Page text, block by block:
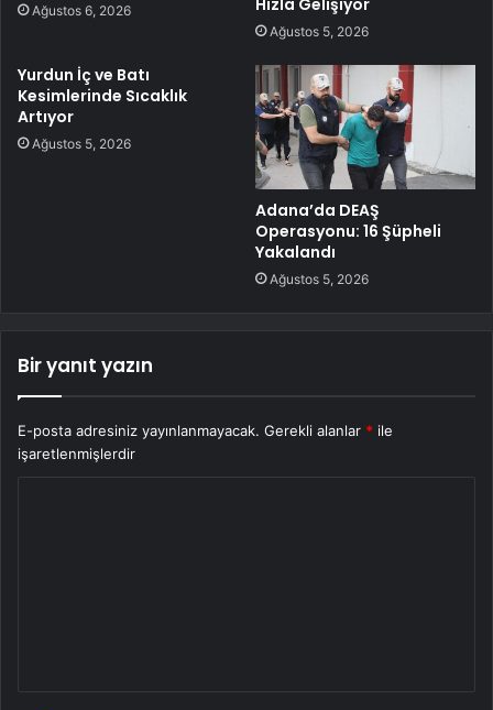
Ağustos 6, 2026 Hızla Gelişiyor
Ağustos 5, 2026
Yurdun İç ve Batı
Kesimlerinde Sıcaklık
Artıyor
Ağustos 5, 2026
Adana’da DEAŞ
Operasyonu: 16 Şüpheli
Yakalandı
Ağustos 5, 2026
Bir yanıt yazın
E-posta adresiniz yayınlanmayacak. Gerekli alanlar * ile
işaretlenmişlerdir